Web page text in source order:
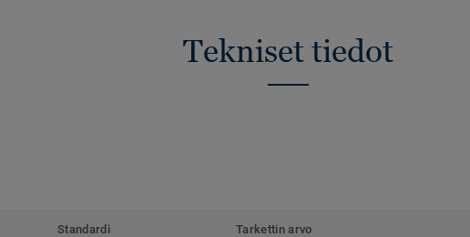
Tekniset tiedot
Standardi Tarkettin arvo